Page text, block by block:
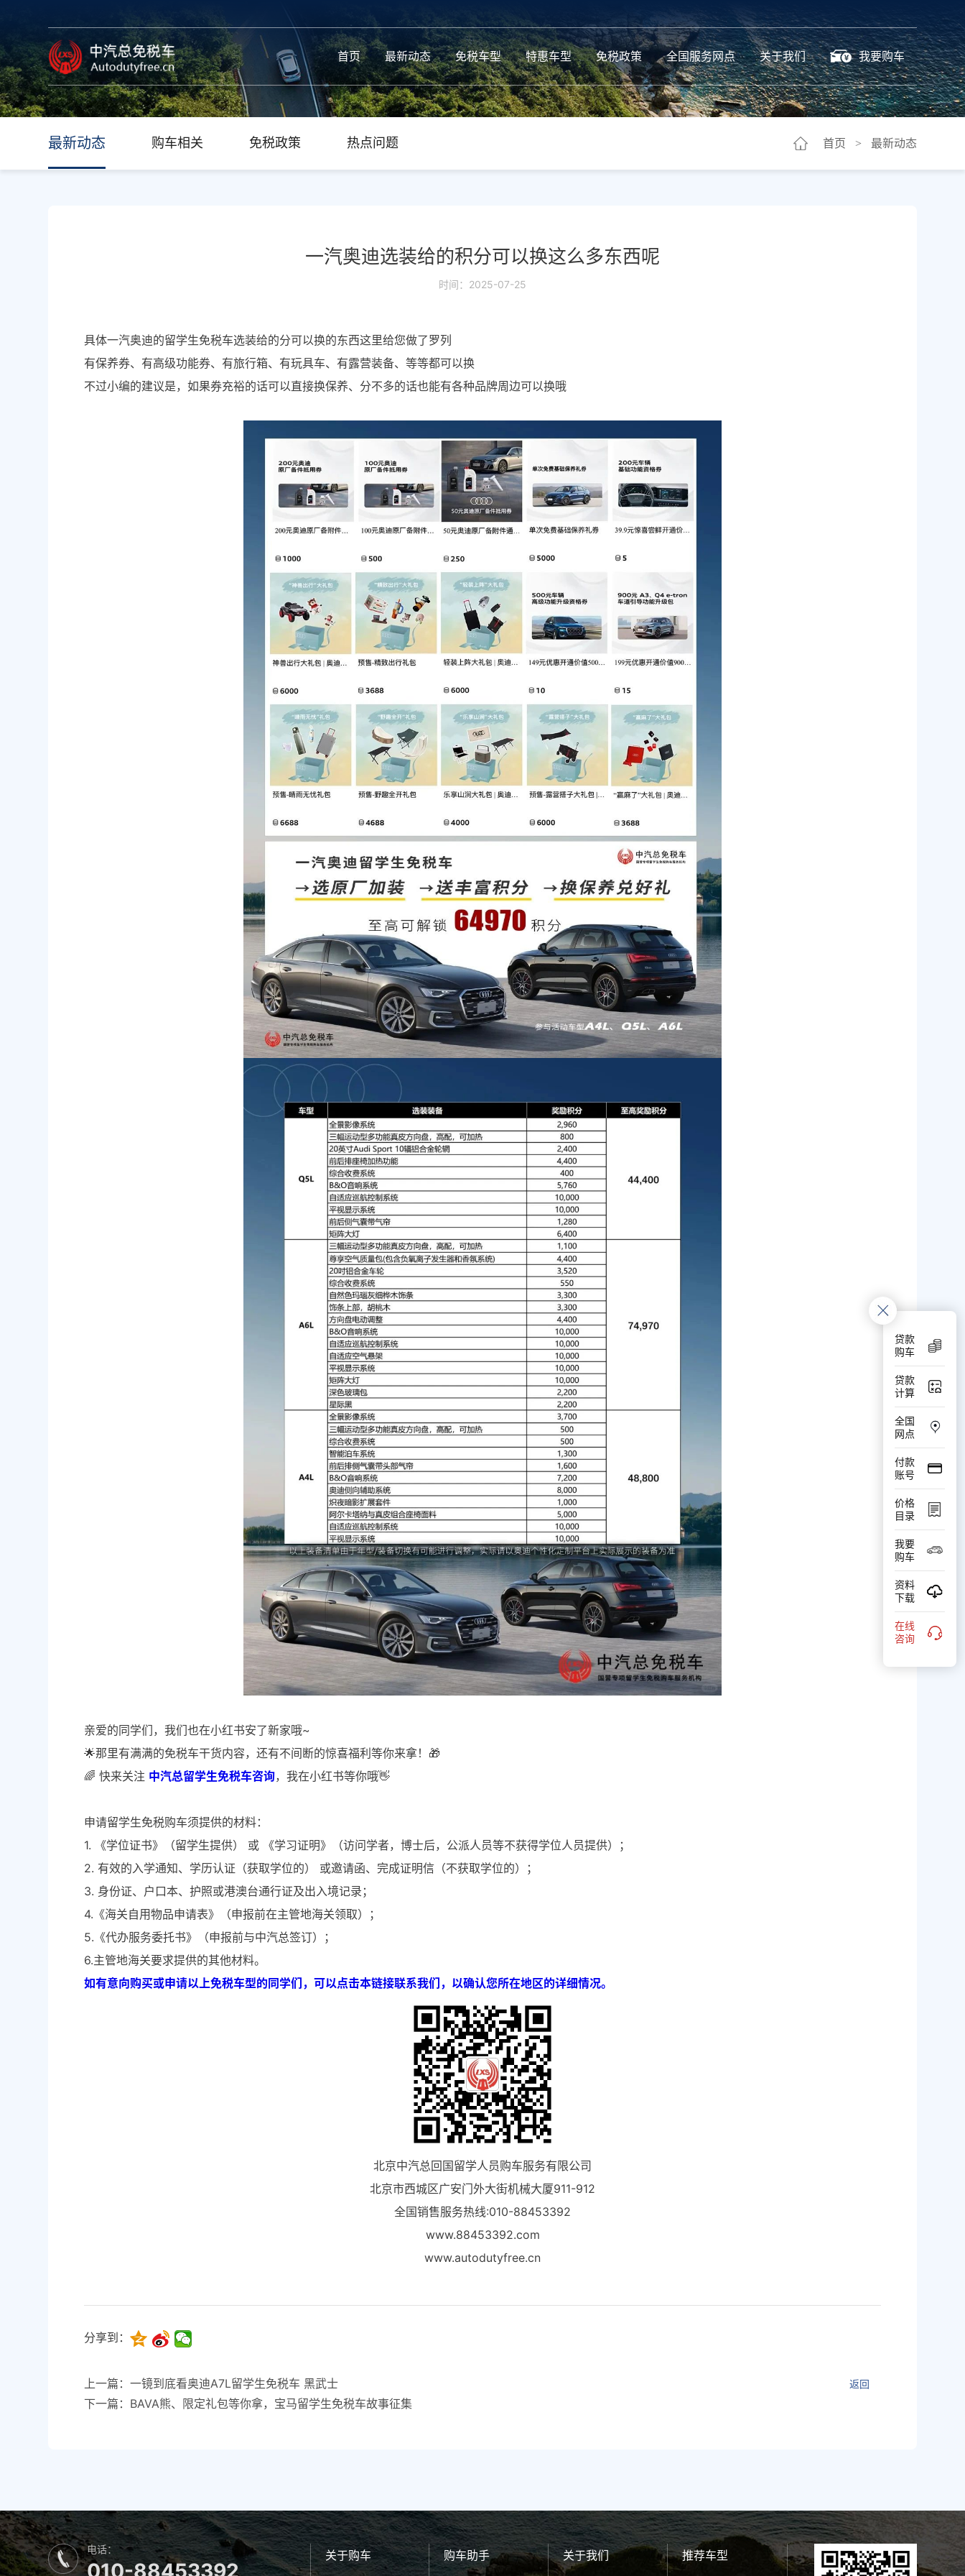
首页 最新动态 免税车型 特惠车型 免税政策 全国服务网点 关于我们 我要购车
最新动态 购车相关 免税政策 热点问题 首页 > 最新动态
一汽奥迪选装给的积分可以换这么多东西呢
时间：2025-07-25
具体一汽奥迪的留学生免税车选装给的分可以换的东西这里给您做了罗列
有保养券、有高级功能券、有旅行箱、有玩具车、有露营装备、等等都可以换
不过小编的建议是，如果券充裕的话可以直接换保养、分不多的话也能有各种品牌周边可以换哦
亲爱的同学们，我们也在小红书安了新家哦~
🌟那里有满满的免税车干货内容，还有不间断的惊喜福利等你来拿！🎁
🌈 快来关注 中汽总留学生免税车咨询，我在小红书等你哦👋
申请留学生免税购车须提供的材料：
1. 《学位证书》（留学生提供） 或 《学习证明》（访问学者，博士后，公派人员等不获得学位人员提供）；
2. 有效的入学通知、学历认证（获取学位的） 或邀请函、完成证明信（不获取学位的）；
3. 身份证、户口本、护照或港澳台通行证及出入境记录；
4.《海关自用物品申请表》（申报前在主管地海关领取）；
5.《代办服务委托书》（申报前与中汽总签订）；
6.主管地海关要求提供的其他材料。
如有意向购买或申请以上免税车型的同学们，可以点击本链接联系我们，以确认您所在地区的详细情况。
北京中汽总回国留学人员购车服务有限公司
北京市西城区广安门外大街机械大厦911-912
全国销售服务热线:010-88453392
www.88453392.com
www.autodutyfree.cn
分享到：
上一篇：一镜到底看奥迪A7L留学生免税车 黑武士
下一篇：BAVA熊、限定礼包等你拿，宝马留学生免税车故事征集
返回
电话：
010-88453392
关于购车 购车助手 关于我们 推荐车型
贷款
购车
贷款
计算
全国
网点
付款
账号
价格
目录
我要
购车
资料
下载
在线
咨询